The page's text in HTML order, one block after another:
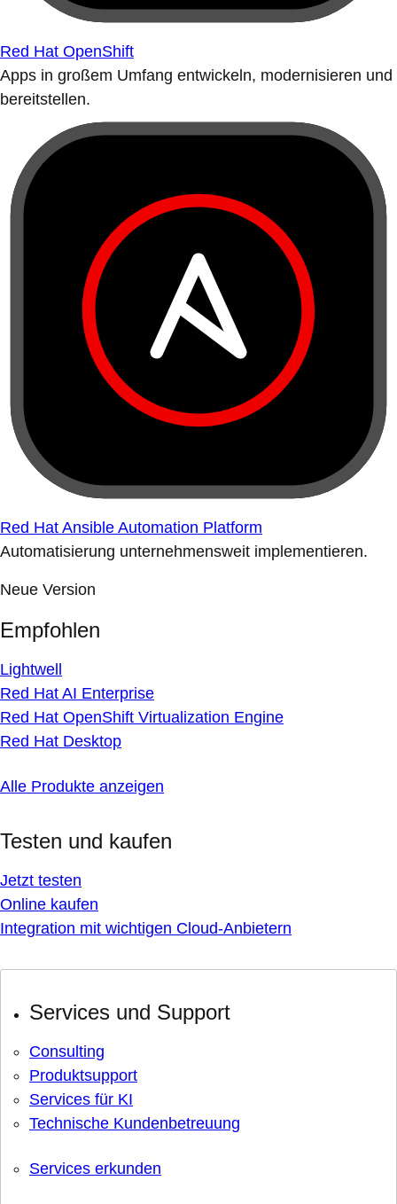
Red Hat OpenShift
Apps in großem Umfang entwickeln, modernisieren und
bereitstellen.
Red Hat Ansible Automation Platform
Automatisierung unternehmensweit implementieren.
Neue Version
Empfohlen
Lightwell
Red Hat AI Enterprise
Red Hat OpenShift Virtualization Engine
Red Hat Desktop
Alle Produkte anzeigen
Testen und kaufen
Jetzt testen
Online kaufen
Integration mit wichtigen Cloud-Anbietern
Services und Support
Consulting
Produktsupport
Services für KI
Technische Kundenbetreuung
Services erkunden